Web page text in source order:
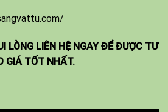
LÒNG LIÊN HỆ NGAY ĐỂ ĐƯỢC TƯ
GIÁ TỐT NHẤT.